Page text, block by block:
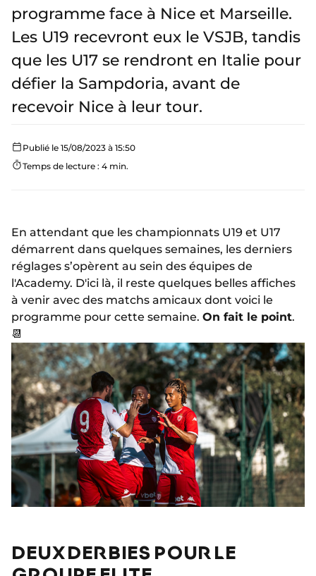
programme face à Nice et Marseille.
Les U19 recevront eux le VSJB, tandis
que les U17 se rendront en Italie pour
défier la Sampdoria, avant de
recevoir Nice à leur tour.
Publié le 15/08/2023 à 15:50
Temps de lecture : 4 min.
En attendant que les championnats U19 et U17
démarrent dans quelques semaines, les derniers
réglages s’opèrent au sein des équipes de
l'Academy. D'ici là, il reste quelques belles affiches
à venir avec des matchs amicaux dont voici le
programme pour cette semaine. On fait le point.
📆
DEUX DERBIES POUR LE